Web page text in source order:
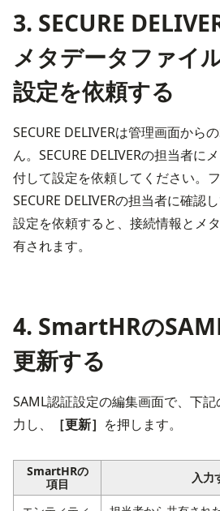
3. SECURE
メタデータファイ
設定を依頼する
SECURE DELIVERは管理画面から
ん。SECURE DELIVERの担当者に
付して設定を依頼してください。
SECURE DELIVERの担当者に確認
設定を依頼すると、接続情報とメ
有されます。
4. SmartHRの
更新する
SAML認証設定の編集画面で、下
力し、
［更新］ を押します。
SmartHRの
項目
入力